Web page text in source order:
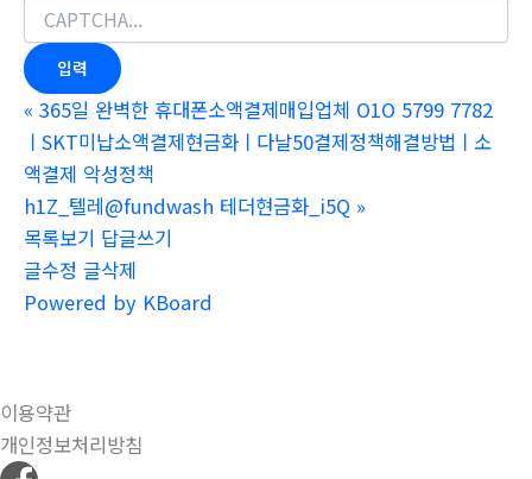
« 365일 완벽한 휴대폰소액결제매입업체 O1O 5799 7782
ㅣSKT미납소액결제현금화ㅣ다날50결제정책해결방법ㅣ소
액결제 악성정책
h1Z_텔레@fundwash 테더현금화_i5Q »
목록보기 답글쓰기
글수정 글삭제
Powered by KBoard
이용약관
개인정보처리방침